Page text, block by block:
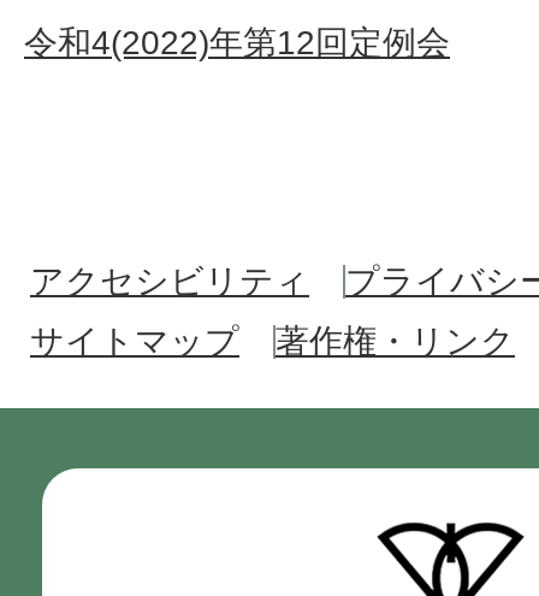
令和4(2022)年第12回定例会
アクセシビリティ
プライバシ
サイトマップ
著作権・リンク